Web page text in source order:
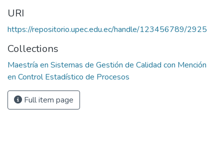
URI
https://repositorio.upec.edu.ec/handle/123456789/2925
Collections
Maestría en Sistemas de Gestión de Calidad con Mención
en Control Estadístico de Procesos
Full item page